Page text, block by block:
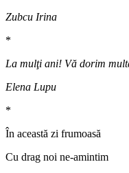
Zubcu Irina
*
La mulţi ani! Vă dorim
Elena Lupu
*
În această zi frumoasă
Cu drag noi ne-amintim